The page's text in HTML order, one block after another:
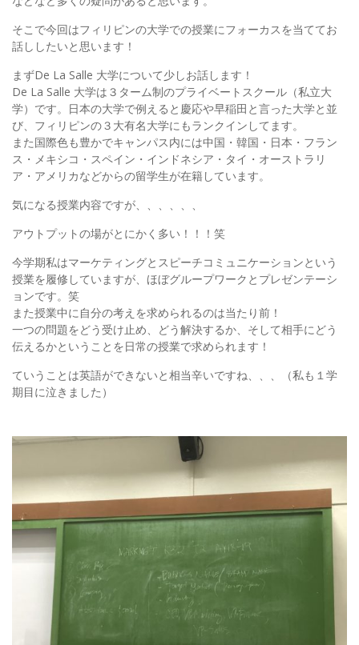
そこで今回はフィリピンの大学での授業にフォーカスを当ててお
話ししたいと思います！
まずDe La Salle 大学について少しお話します！
De La Salle 大学は３ターム制のプライベートスクール（私立大
学）です。日本の大学で例えると慶応や早稲田と言った大学と並
び、フィリピンの３大有名大学にもランクインしてます。
また国際色も豊かでキャンパス内には中国・韓国・日本・フラン
ス・メキシコ・スペイン・インドネシア・タイ・オーストラリ
ア・アメリカなどからの留学生が在籍しています。
気になる授業内容ですが、、、、、、
アウトプットの場がとにかく多い！！！笑
今学期私はマーケティングとスピーチコミュニケーションという
授業を履修していますが、ほぼグループワークとプレゼンテーシ
ョンです。笑
また授業中に自分の考えを求められるのは当たり前！
一つの問題をどう受け止め、どう解決するか、そして相手にどう
伝えるかということを日常の授業で求められます！
ていうことは英語ができないと相当辛いですね、、、（私も１学
期目に泣きました）